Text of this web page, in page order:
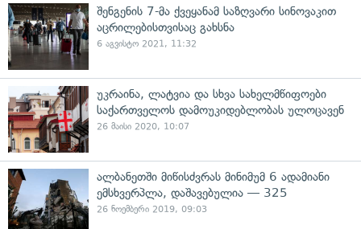
შენგენის 7-მა ქვეყანამ საზღვარი სინოვაკით
აცრილებისთვისაც გახსნა
6 აგვისტო 2021, 11:32
უკრაინა, ლატვია და სხვა სახელმწიფოები
საქართველოს დამოუკიდებლობას ულოცავენ
26 მაისი 2020, 10:07
ალბანეთში მიწისძვრას მინიმუმ 6 ადამიანი
ემსხვერპლა, დაშავებულია — 325
26 ნოემბერი 2019, 09:03